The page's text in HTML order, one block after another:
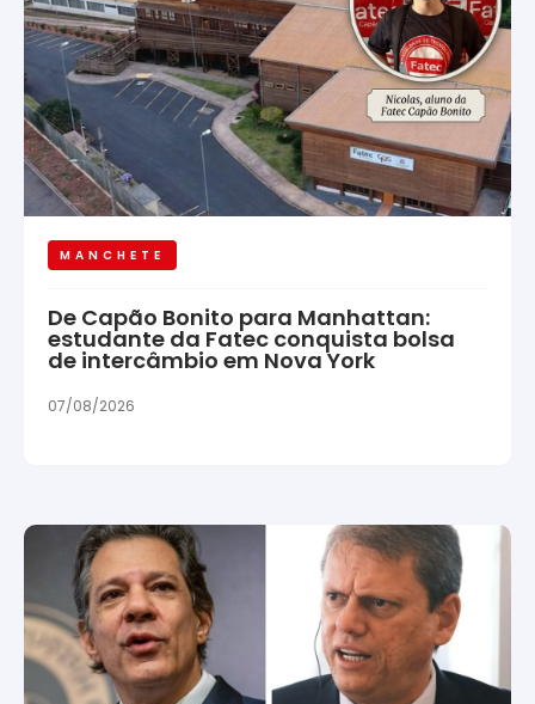
MANCHETE
De Capão Bonito para Manhattan:
estudante da Fatec conquista bolsa
de intercâmbio em Nova York
07/08/2026